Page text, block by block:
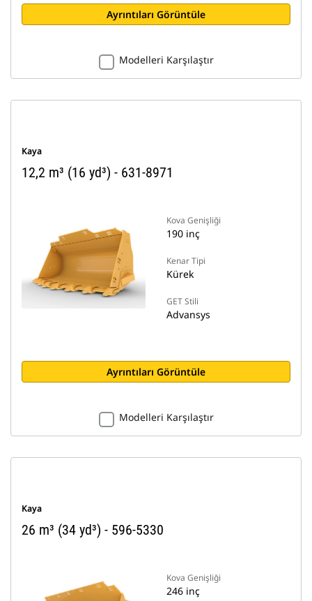
Ayrıntıları Görüntüle
Modelleri Karşılaştır
Kaya
12,2 m³ (16 yd³) - 631-8971
Kova Genişliği
190 inç
Kenar Tipi
Kürek
GET Stili
Advansys
Ayrıntıları Görüntüle
Modelleri Karşılaştır
Kaya
26 m³ (34 yd³) - 596-5330
Kova Genişliği
246 inç